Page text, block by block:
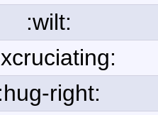
:wilt:
:hug-right: